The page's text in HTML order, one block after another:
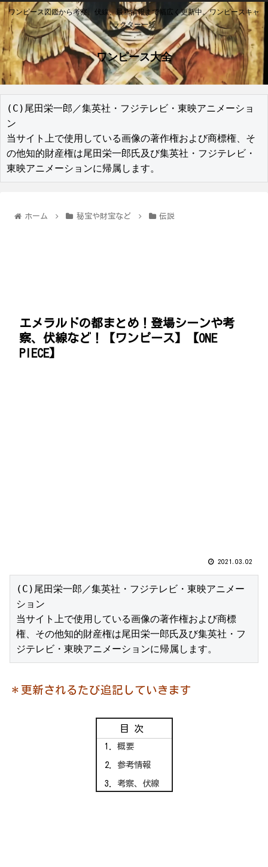
ワンピース図鑑から考察、伏線、最新情報まで幅広く更新中。ワンピースキャ
ラクター一覧
ワンピース大全
(C)尾田栄一郎／集英社・フジテレビ・東映アニメーショ
ン
当サイト上で使用している画像の著作権および商標権、そ
の他知的財産権は尾田栄一郎氏及び集英社・フジテレビ・
東映アニメーションに帰属します。
ホーム 秘宝や財宝など 伝説
エメラルドの都まとめ！登場シーンや考
察、伏線など！【ワンピース】【ONE
PIECE】
2021.03.02
(C)尾田栄一郎／集英社・フジテレビ・東映アニメー
ション
当サイト上で使用している画像の著作権および商標
権、その他知的財産権は尾田栄一郎氏及び集英社・フ
ジテレビ・東映アニメーションに帰属します。
＊更新されるたび追記していきます
目次
概要
参考情報
考察、伏線